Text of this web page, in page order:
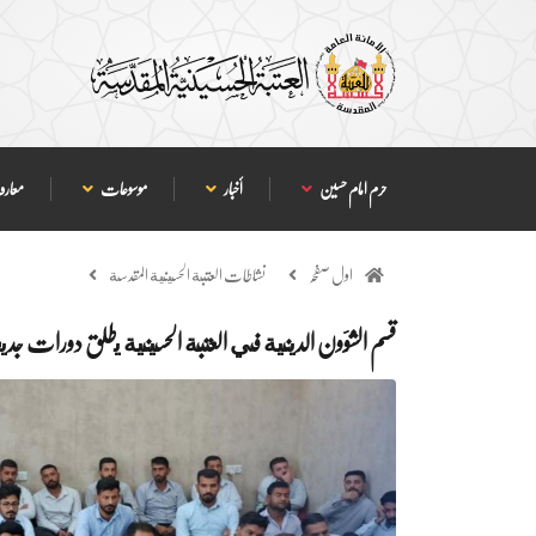
حرم امام حسین أخبار موسوعات
اول صفحہ نشاطات العتبة الحسينية المقدسة
قسم الشؤون الدينية في العتبة الحسينية يطلق دورات